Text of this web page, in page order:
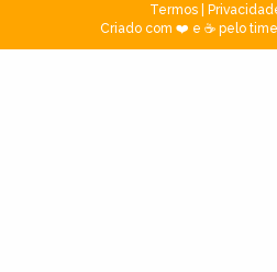
Termos|
Criado com ❤️ e ☕ pelo